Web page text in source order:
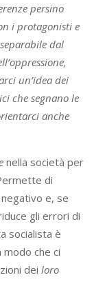
persino
i protagonisti e
dal
un’idea dei
che segnano le
anche
nella società per
di
e, se
gli errori di
socialista è
che ci
dei loro